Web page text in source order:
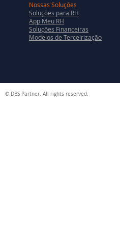
Nossas Soluções
Soluções para RH
App Meu RH
Soluções Financeiras
Modelos de Terceirização
© DBS Partner. All rights reserved.